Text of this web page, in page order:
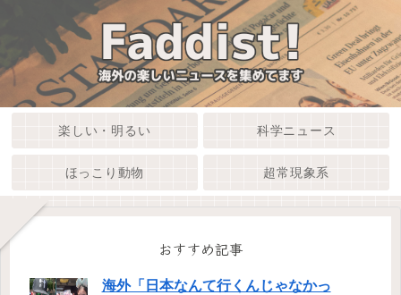
楽しい・明るい 科学ニュース
ほっこり動物 超常現象系
おすすめ記事
海外「日本なんて行くんじゃなかっ